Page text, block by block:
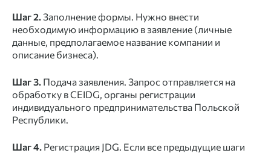
Шаг 2.Заполнение формы. Нужно внести
необходимую информацию в заявление (личные
данные, предполагаемое название компании и
описание бизнеса).
Шаг 3. Подача заявления. Запрос отправляется на
обработку в CEIDG, органы регистрации
индивидуального предпринимательства Польской
Республики.
Шаг 4. Регистрация JDG. Если все предыдущие шаги